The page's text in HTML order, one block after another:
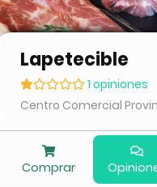
Lapetecible
1 opiniones
Centro Comercial
Comprar